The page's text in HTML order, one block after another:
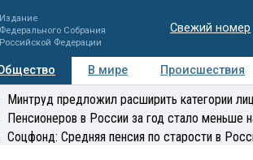
Издание
Федерального Собрания
Российской Федерации
Свежий номер
В мире Происшествия
Регионы Медиацентр
Минтруд предложил расширить категории
Пенсионеров в России за год стало меньше
Соцфонд: Средняя пенсия по старости в